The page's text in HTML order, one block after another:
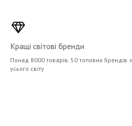
Кращі світові бренди
Понад 8000 товарів. 50 топових брендів з
усього світу